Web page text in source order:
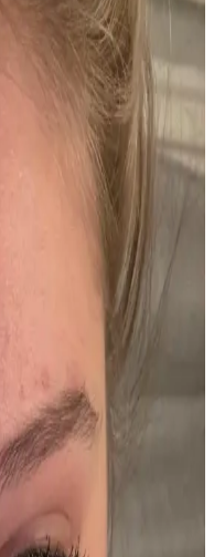
Kontrol
Konfor Sağlar
Deodorantı, aşırı
ciltlere uygun, alkol ve
ferah ve güvenli kullanım
İncelemesi ve
kokuları giderir, ferah ve
öne çıkar, yerli
Ayak Sağlığı ve
kötü koku, terleme ve
kullanımı kolay ve
ve Etkili Tedavi
fungal enfeksiyonlar ve